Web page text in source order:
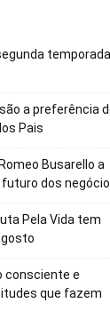
a preferência
Pais
Busarello a
dos
Pela Vida tem
consciente e
que fazem